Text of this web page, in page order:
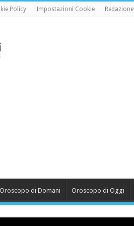
Policy Impostazioni Cookie Redazione
Oroscopo di Domani Oroscopo di Oggi